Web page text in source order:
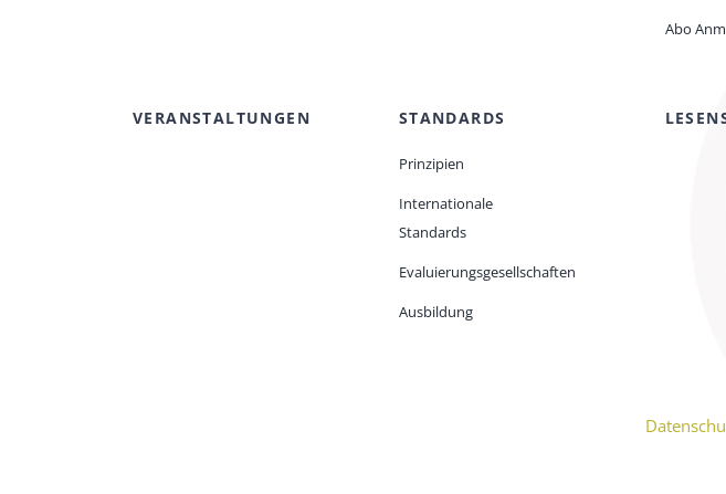
Abo
VERANSTALTUNGEN STANDARDS
Prinzipien
Internationale
Standards
Evaluierungsgesellschaften
Ausbildung